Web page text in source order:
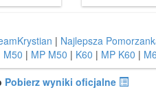
| Najlepsza
M50 | MP M50 | K60 | MP K60 |
Pobierz wyniki oficjalne